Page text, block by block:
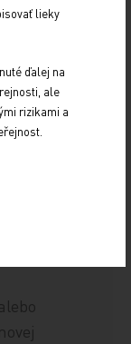
dva
choroby.
lieky
ďalej na
ale
rizikami a